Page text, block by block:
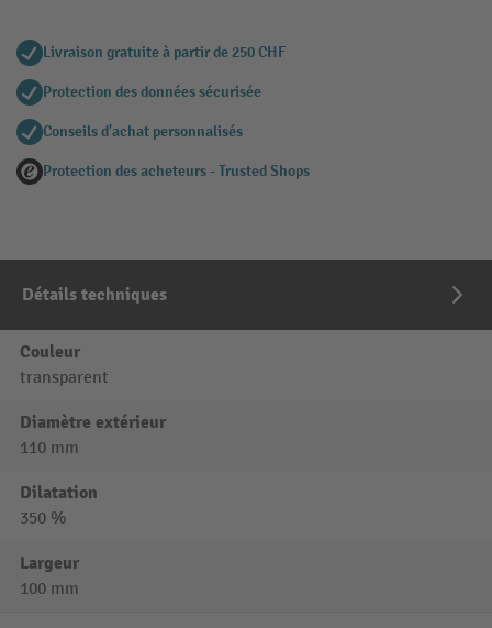
Livraison gratuite à partir de 250 CHF
Protection des données sécurisée
Conseils d'achat personnalisés
Protection des acheteurs - Trusted Shops
Détails techniques
Couleur
transparent
Diamètre extérieur
110 mm
Dilatation
350 %
Largeur
100 mm